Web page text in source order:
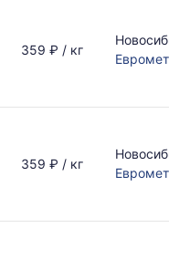
359 ₽ / кг
Евромет
359 ₽ / кг
Евромет